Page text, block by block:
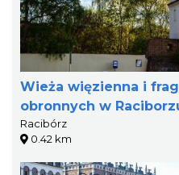
Wieża więzienna i
obronnych w
Racibórz
0.42 km